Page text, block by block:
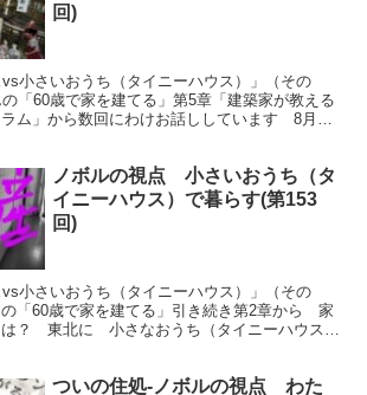
回)
小さいおうち（タイニーハウス）」（その
「60歳で家を建てる」第5章「建築家が教える
ム」から数回にわけお話ししています 8月は
ノボルの視点 小さいおうち（タ
イニーハウス）で暮らす(第153
回)
小さいおうち（タイニーハウス）」（その
「60歳で家を建てる」引き続き第2章から 家
は？ 東北に 小さなおうち（タイニーハウス）
ついの住処-ノボルの視点 わた